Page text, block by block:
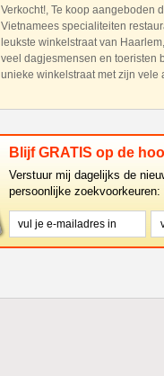
Verkocht!, Te koop aangeboden
Vietnamees specialiteiten
leukste winkelstraat van
veel dagjesmensen en toeristen
unieke winkelstraat met zijn
en horecazaken. Ook met auto
Blijf GRATIS op de
Verstuur mij dagelijks de
persoonlijke zoekvoorkeuren: